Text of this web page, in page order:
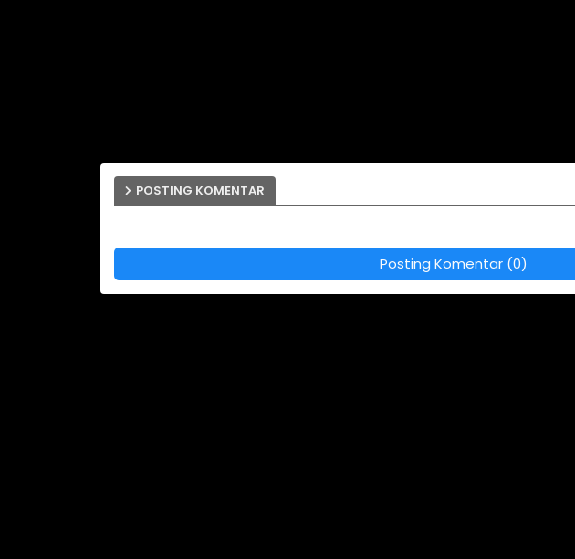
POSTING KOMENTAR
Posting Komentar (0)